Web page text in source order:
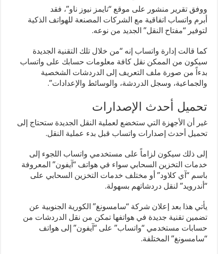
ووفق تقرير منشور على موقع “تايمز نيوز ناو”، فقد
أبرم واتساب اتفاقية مع الشركات المصنعة للهواتف الذكية
لتوفير “مفتاح النقل” الجديد من نوعه.
كما قالت إدارة واتساب إنه “من خلال تلك التقنية الجديدة
سيكون من الممكن نقل كافة معلومات حسابك على واتساب
بدءاً من صورة ملف التعريف إلى الدردشات الشخصية
والجماعية، وسجل الدردشة، والوسائط والإعدادات”.
تحميل أحدث الإصدارات
غير أن الأجهزة التي ستخضع لعملية النقل الجديدة ستحتاج إلى
تحميل أحدث إصدارات واتساب قبل بدء عملية النقل.
إلى ذلك سيكون لزاماً على مستخدمي واتساب اللجوء إلى
خدمات التخزين السحابي سواء في هواتف “آيفون” المعروفة
باسم “آي كلاود” أو مختلف خدمات التخزين السحابي على
“أندرويد” لنقل دردشاتهم بسهولة.
يأتي هذا بعد إعلان شركة “سامسونغ” الكورية الجنوبية عن
تضمين تقنية جديدة في هواتفها تمكن من نقل الدردشات من
حسابات مستخدمي “واتساب” على “آيفون” إلى هواتف
“سامسونغ” المختلفة.